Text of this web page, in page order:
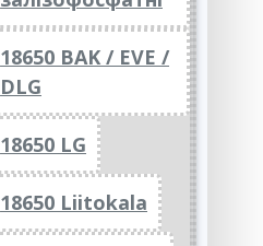
18650 BAK / EVE /
DLG
18650 LG
18650 Liitokala